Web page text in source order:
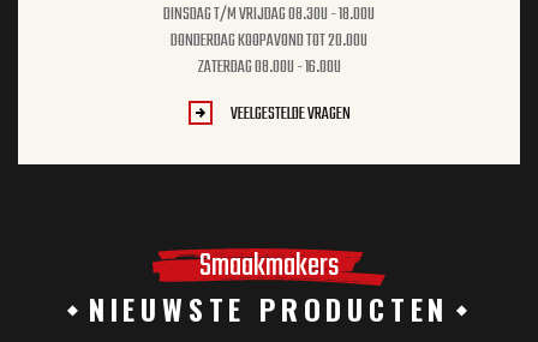
DINSDAG T/M VRIJDAG 08.30U - 18.00U
DONDERDAG KOOPAVOND TOT 20.00U
ZATERDAG 08.00U - 16.00U
VEELGESTELDE VRAGEN
Smaakmakers
NIEUWSTE PRODUCTEN